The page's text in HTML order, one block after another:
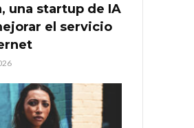
una startup de IA
el servicio